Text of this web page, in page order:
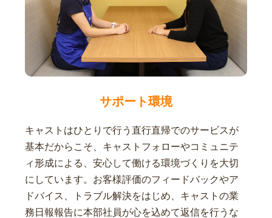
サポート環境
キャストはひとりで行う直行直帰でのサービスが
基本だからこそ、キャストフォローやコミュニテ
ィ形成による、安心して働ける環境づくりを大切
にしています。お客様評価のフィードバックやア
ドバイス、トラブル解決をはじめ、キャストの業
務日報報告に本部社員が心を込めて返信を行うな